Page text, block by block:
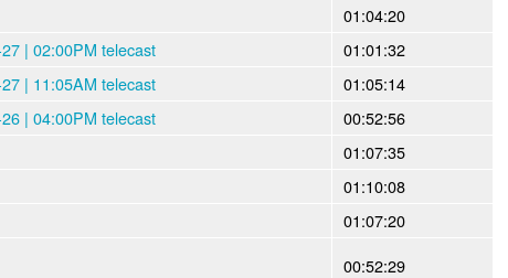
01:04:20
| 02:00PM telecast
01:01:32
| 11:05AM telecast
01:05:14
| 04:00PM telecast
00:52:56
01:07:35
01:10:08
01:07:20
00:52:29